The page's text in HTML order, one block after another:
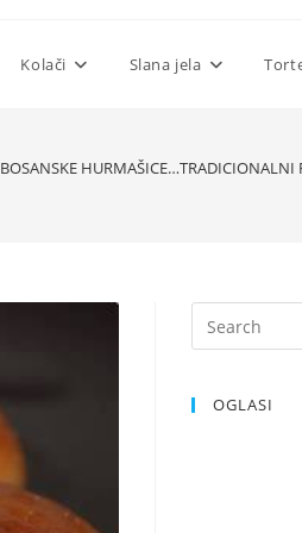
Kolači Slana jela
BOSANSKE HURMAŠICE…TRADICIONALNI
OGLASI